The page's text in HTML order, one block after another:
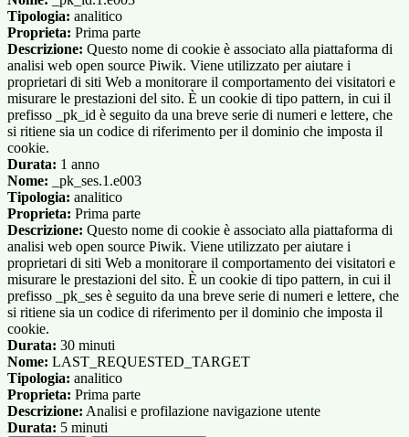
Tipologia: analitico
Proprieta: Prima parte
Descrizione: Questo nome di cookie è associato alla piattaforma di
analisi web open source Piwik. Viene utilizzato per aiutare i
proprietari di siti Web a monitorare il comportamento dei visitatori e
misurare le prestazioni del sito. È un cookie di tipo pattern, in cui il
prefisso _pk_id è seguito da una breve serie di numeri e lettere, che
si ritiene sia un codice di riferimento per il dominio che imposta il
cookie.
Durata: 1 anno
Nome: _pk_ses.1.e003
Tipologia: analitico
Proprieta: Prima parte
Descrizione: Questo nome di cookie è associato alla piattaforma di
analisi web open source Piwik. Viene utilizzato per aiutare i
proprietari di siti Web a monitorare il comportamento dei visitatori e
misurare le prestazioni del sito. È un cookie di tipo pattern, in cui il
prefisso _pk_ses è seguito da una breve serie di numeri e lettere, che
si ritiene sia un codice di riferimento per il dominio che imposta il
cookie.
Durata: 30 minuti
Nome: LAST_REQUESTED_TARGET
Tipologia: analitico
Proprieta: Prima parte
Descrizione: Analisi e profilazione navigazione utente
Durata: 5 minuti